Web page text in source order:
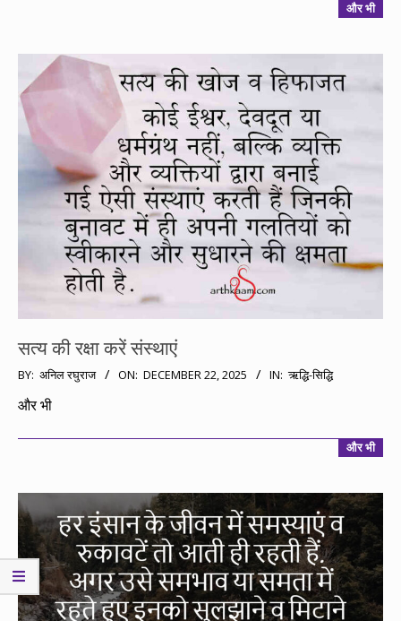
और भी
सत्य की रक्षा करें संस्थाएं
2025-
12-
BY: अनिल रघुराज ON: DECEMBER 22, 2025 IN: ऋद्धि-सिद्धि
और भी
और भी